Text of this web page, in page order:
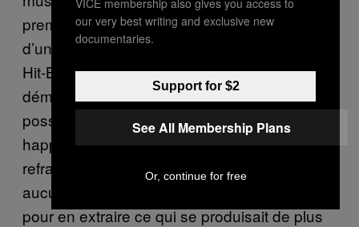
premier album de Syd, Fin, piloté aux côtés
d’une poignée de hitmakers (Rahki Beats,
Hit-Boy, Anthony Kilhoffer) et les premières
démos de Steve Lacy, on tient là
possiblement l’avenir de la soul, celle qui
happe sans en faire trop, ne taille aucun
refrain évident et regarde dans le rétro sans
aucunes velléités passéistes, simplement
pour en extraire ce qui se produisait de plus
our very best writing and exclusive new
documentaries.
Support for $2
See All Membership Plans
Or, continue for free